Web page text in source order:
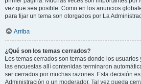
vez que sea posible. Como en los anuncios
para fijar un tema son otorgados por La
Arriba
¿Qué son los temas cerrados?
Los temas cerrados son temas donde los
las encuestas allí contenidas terminaron
ser cerrados por muchas razones. Esta decisión
Administración o un moderador. Tal vez pueda